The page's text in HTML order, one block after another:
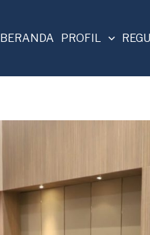
BERANDA PROFIL